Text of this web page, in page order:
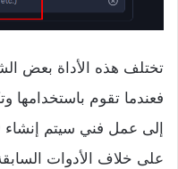
تختلف هذه الأداة بعض
فعندما تقوم باستخدامها